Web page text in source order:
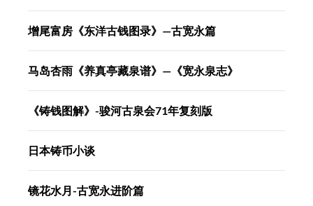
增尾富房《东洋古钱图录》—古宽永篇
马岛杏雨《养真亭藏泉谱》—《宽永泉志》
《铸钱图解》-骏河古泉会71年复刻版
日本铸币小谈
镜花水月-古宽永进阶篇